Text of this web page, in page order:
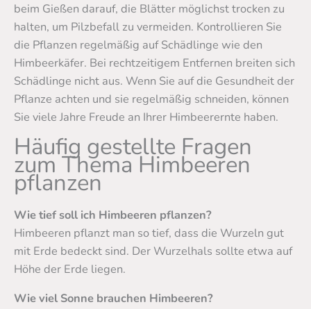
beim Gießen darauf, die Blätter möglichst trocken zu
halten, um Pilzbefall zu vermeiden. Kontrollieren Sie
die Pflanzen regelmäßig auf Schädlinge wie den
Himbeerkäfer. Bei rechtzeitigem Entfernen breiten sich
Schädlinge nicht aus. Wenn Sie auf die Gesundheit der
Pflanze achten und sie regelmäßig schneiden, können
Sie viele Jahre Freude an Ihrer Himbeerernte haben.
Häufig gestellte Fragen
zum Thema Himbeeren
pflanzen
Wie tief soll ich Himbeeren pflanzen?
Himbeeren pflanzt man so tief, dass die Wurzeln gut
mit Erde bedeckt sind. Der Wurzelhals sollte etwa auf
Höhe der Erde liegen.
Wie viel Sonne brauchen Himbeeren?